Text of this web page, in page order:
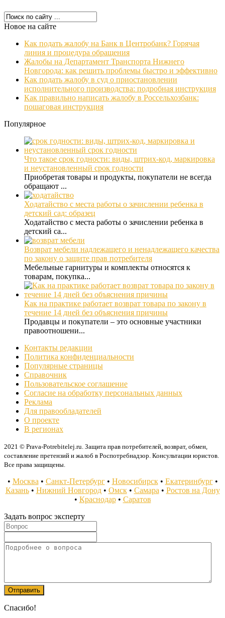
Новое на сайте
Как подать жалобу на Банк в Центробанк? Горячая
линия и процедура обращения
Жалобы на Департамент Транспорта Нижнего
Новгорода: как решить проблемы быстро и эффективно
Как подать жалобу в суд о приостановлении
исполнительного производства: подробная инструкция
Как правильно написать жалобу в Россельхозбанк:
пошаговая инструкция
Популярное
Что такое срок годности: виды, штрих-код, маркировка
и неустановленный срок годности
Приобретая товары и продукты, покупатели не всегда
обращают ...
Ходатайство с места работы о зачислении ребенка в
детский сад: образец
Ходатайство с места работы о зачислении ребенка в
детский са...
Возврат мебели надлежащего и ненадлежащего качества
по закону о защите прав потребителя
Мебельные гарнитуры и комплекты относятся к
товарам, покупка...
Как на практике работает возврат товара по закону в
течение 14 дней без объяснения причины
Продавцы и покупатели – это основные участники
правоотношени...
Контакты редакции
Политика конфиденциальности
Популярные страницы
Справочник
Пользовательское соглашение
Согласие на обработку персональных данных
Реклама
Для правообладателей
О проекте
В регионах
2021 © Prava-Potrebitelej.ru. Защита прав потребителей, возврат, обмен,
составление претензий и жалоб в Роспотребнадзор. Консультации юристов.
Все права защищены.
• Москва • Санкт-Петербург• Новосибирск• Екатеринбург•
Казань• Нижний Новгород• Омск• Самара • Ростов на Дону
• Краснодар• Саратов
Задать вопрос эксперту
Спасибо!